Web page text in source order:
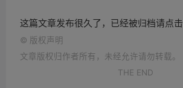
这篇文章发布很久了，已经被归档请点击
© 版权声明
文章版权归作者所有，未经允许请勿转载。
THE END